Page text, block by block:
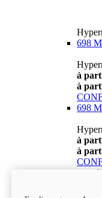
698
à
à
698
à
à